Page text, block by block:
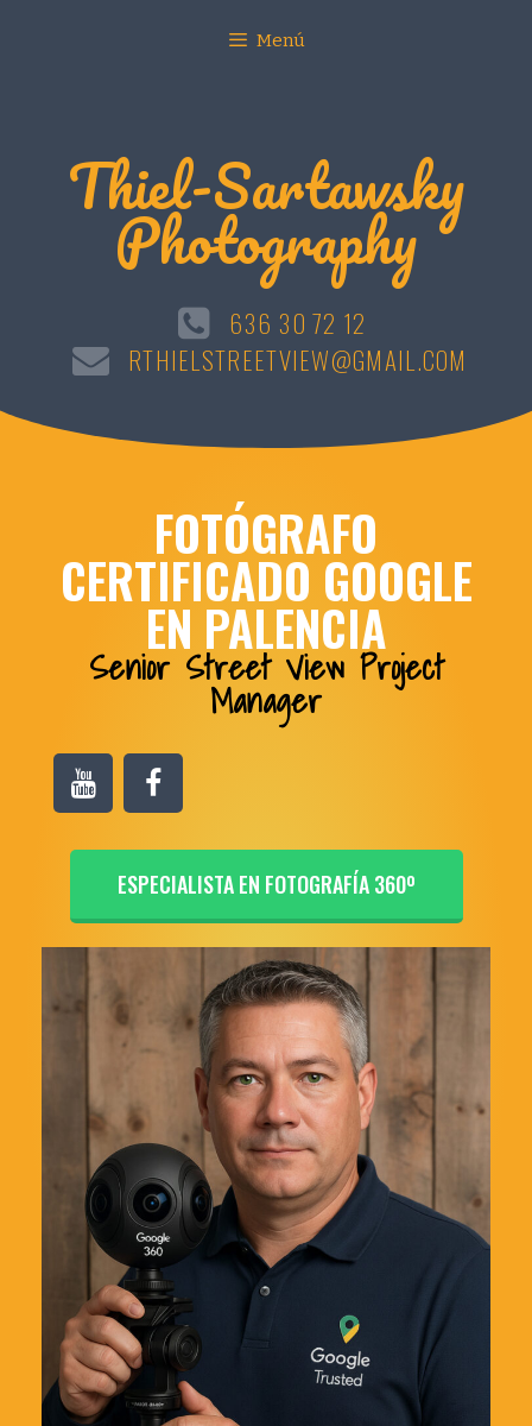
Menú
Thiel-Sartawsky
Photography
636 30 72 12
RTHIELSTREETVIEW@GMAIL.COM
FOTÓGRAFO
CERTIFICADO GOOGLE
EN PALENCIA
Senior Street View Project
Manager
ESPECIALISTA EN FOTOGRAFÍA 360º